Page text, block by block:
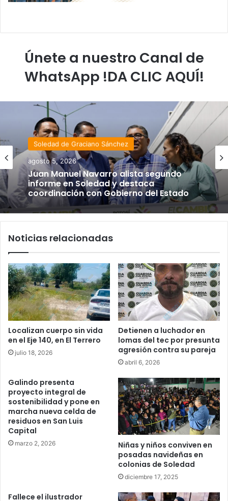
Únete a nuestro Canal de
WhatsApp !DA CLIC AQUÍ!
Soledad de Graciano Sánchez
agosto 5, 2026
Juan Manuel Navarro alista segundo
informe en Soledad y destaca
coordinación con Gobierno del Estado
Noticias relacionadas
Localizan cuerpo sin vida
en el Eje 140, en El Terrero
julio 18, 2026
Detienen a luchador en
lomas del tec por presunta
agresión contra su pareja
abril 6, 2026
Galindo presenta
proyecto integral de
sostenibilidad y pone en
marcha nueva celda de
residuos en San Luis
Capital
marzo 2, 2026
Niñas y niños conviven en
posadas navideñas en
colonias de Soledad
diciembre 17, 2025
Fallece el ilustrador